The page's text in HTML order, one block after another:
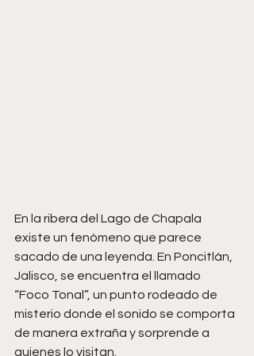
En la ribera del Lago de Chapala
existe un fenómeno que parece
sacado de una leyenda. En Poncitlán,
Jalisco, se encuentra el llamado
“Foco Tonal”, un punto rodeado de
misterio donde el sonido se comporta
de manera extraña y sorprende a
quienes lo visitan.